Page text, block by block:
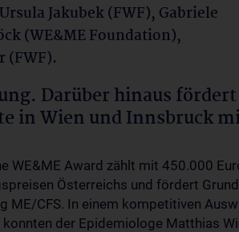
Jakubek (FWF), Gabriele
(WE&ME Foundation),
(FWF).
Darüber hinaus
in Wien und Innsbruck
WE&ME Award zählt mit 450.000
Österreichs und fördert
ME/CFS. In einem kompetitiven
der Epidemiologe Matthias